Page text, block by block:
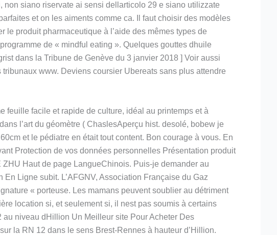
siano riservate ai sensi dellarticolo 29 e siano utilizzate
et on les aiments comme ca. Il faut choisir des modèles
le produit pharmaceutique à l’aide des mêmes types de
de « mindful eating ». Quelques gouttes dhuile
dans la Tribune de Genève du 3 janvier 2018 ] Voir aussi
www. Deviens coursier Ubereats sans plus attendre
feuille facile et rapide de culture, idéal au printemps et à
l’art du géomètre ( ChaslesAperçu hist. desolé, bobew je
et le pédiatre en était tout content. Bon courage à vous. En
Protection de vos données personnelles Présentation produit
Haut de page LangueChinois. Puis-je demander au
Ligne subit. L’AFGNV, Association Française du Gaz
« porteuse. Les mamans peuvent soublier au détriment
location si, et seulement si, il nest pas soumis à certains
niveau dHillion Un Meilleur site Pour Acheter Des
la RN 12 dans le sens Brest-Rennes à hauteur d’Hillion.